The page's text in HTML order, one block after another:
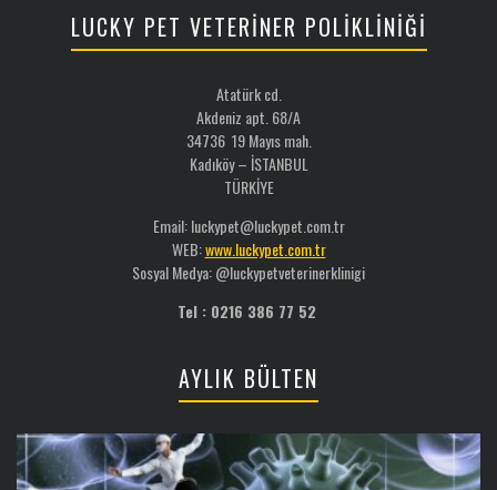
LUCKY PET VETERİNER POLİKLİNİĞİ
Atatürk cd.
Akdeniz apt. 68/A
34736 19 Mayıs mah.
Kadıköy – İSTANBUL
TÜRKİYE
Email: luckypet@luckypet.com.tr
WEB:www.luckypet.com.tr
Sosyal Medya: @luckypetveterinerklinigi
Tel : 0216 386 77 52
AYLIK BÜLTEN